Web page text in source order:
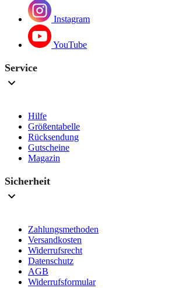
Instagram
YouTube
Service
Hilfe
Größentabelle
Rücksendung
Gutscheine
Magazin
Sicherheit
Zahlungsmethoden
Versandkosten
Widerrufsrecht
Datenschutz
AGB
Widerrufsformular